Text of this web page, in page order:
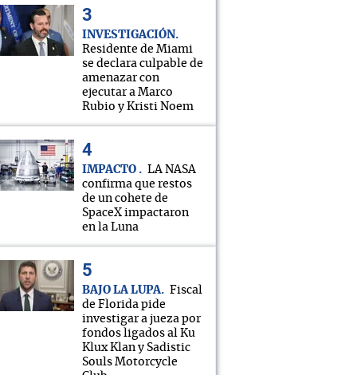
INVESTIGACIÓN
Residente de Miami
se declara culpable de
amenazar con
ejecutar a Marco
Rubio y Kristi Noem
IMPACTO
LA NASA
confirma que restos
de un cohete de
SpaceX impactaron
en la Luna
BAJO LA LUPA
Fiscal
de Florida pide
investigar a jueza por
fondos ligados al Ku
Klux Klan y Sadistic
Souls Motorcycle